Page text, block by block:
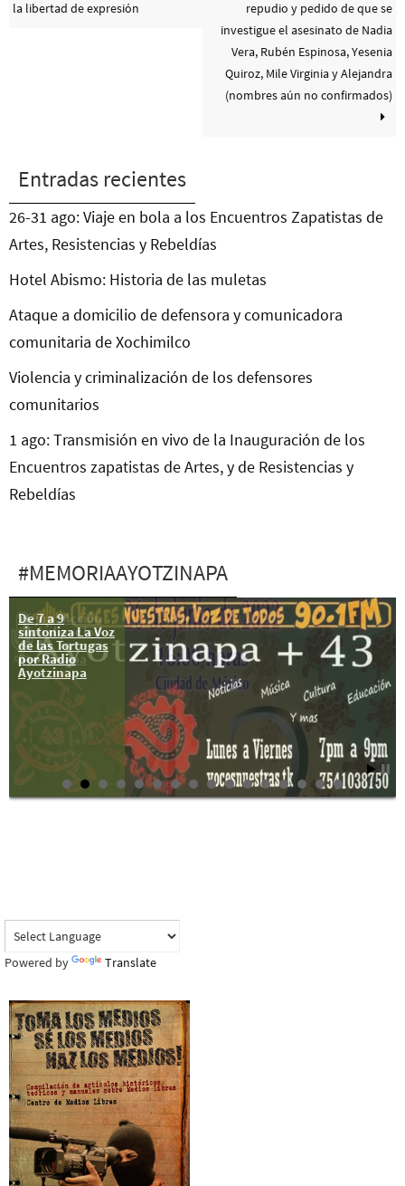
la libertad de expresión
repudio y pedido de que se
investigue el asesinato de Nadia
Vera, Rubén Espinosa, Yesenia
Quiroz, Mile Virginia y Alejandra
(nombres aún no confirmados)
Entradas recientes
26-31 ago: Viaje en bola a los Encuentros Zapatistas de
Artes, Resistencias y Rebeldías
Hotel Abismo: Historia de las muletas
Ataque a domicilio de defensora y comunicadora
comunitaria de Xochimilco
Violencia y criminalización de los defensores
comunitarios
1 ago: Transmisión en vivo de la Inauguración de los
Encuentros zapatistas de Artes, y de Resistencias y
Rebeldías
#MEMORIAAYOTZINAPA
De 7 a 9
sintoniza La Voz
de las Tortugas
por Radio
Ayotzinapa
26 jun: Acción
Global por los
43 de
Ayotzinapa
Powered by Translate